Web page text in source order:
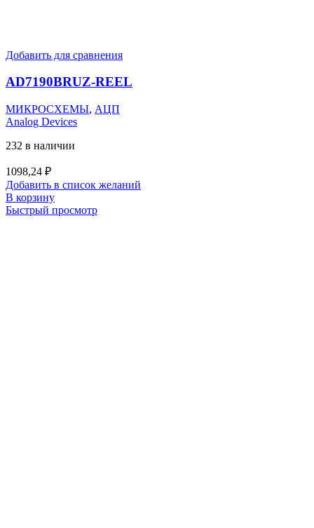
Добавить для сравнения
AD7190BRUZ-REEL
МИКРОСХЕМЫ, АЦП
Analog Devices
232 в наличии
1098,24 ₽
Добавить в список желаний
В корзину
Быстрый просмотр